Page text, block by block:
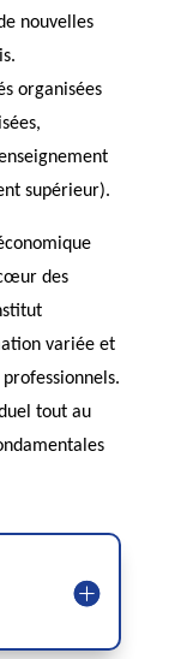
nouvelles
organisées
supérieur).
des
variée et
tout au